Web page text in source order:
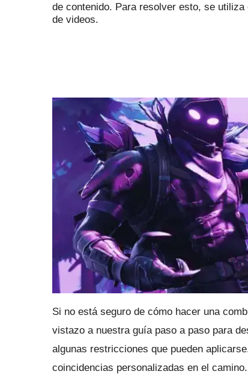
de contenido. Para resolver esto, se utiliza
de videos.
Si no está seguro de cómo hacer una
vistazo a nuestra guía paso a paso para
algunas restricciones que pueden
coincidencias personalizadas en el camino.